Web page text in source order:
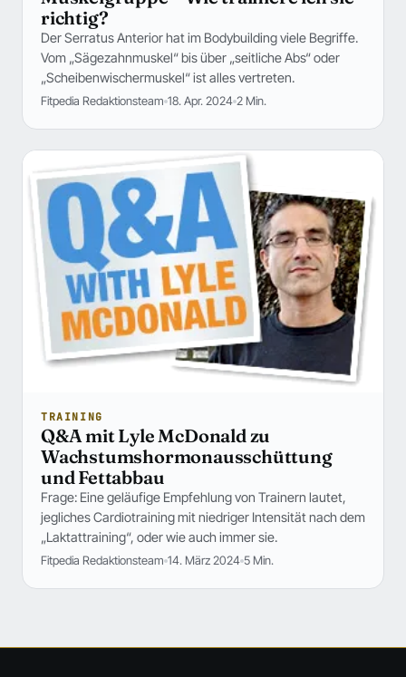
richtig?
Der Serratus Anterior hat im Bodybuilding viele Begriffe.
Vom „Sägezahnmuskel“ bis über „seitliche Abs“ oder
„Scheibenwischermuskel“ ist alles vertreten.
Fitpedia Redaktionsteam 18. Apr. 2024 2 Min.
TRAINING
Q&A mit Lyle McDonald zu
Wachstumshormonausschüttung
und Fettabbau
Frage: Eine geläufige Empfehlung von Trainern lautet,
jegliches Cardiotraining mit niedriger Intensität nach dem
„Laktattraining“, oder wie auch immer sie.
Fitpedia Redaktionsteam 14. März 2024 5 Min.